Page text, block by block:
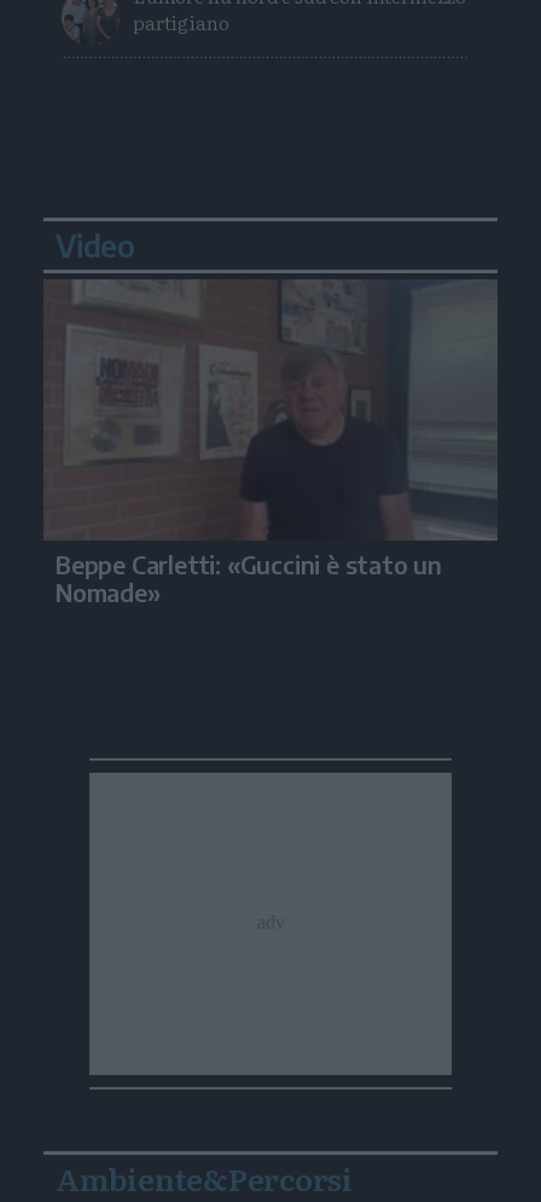
partigiano
Video
Beppe Carletti: «Guccini è stato un
Nomade»
Ambiente&Percorsi